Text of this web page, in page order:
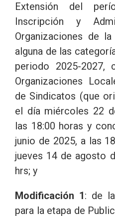
Extensión del
Inscripción y
Organizaciones de
alguna de las
periodo 2025-2027,
Organizaciones
de Sindicatos (que
el día miércoles 22
las 18:00 horas y
junio de 2025, a las
jueves 14 de agosto
hrs; y
Modificación 1: de
para la etapa de